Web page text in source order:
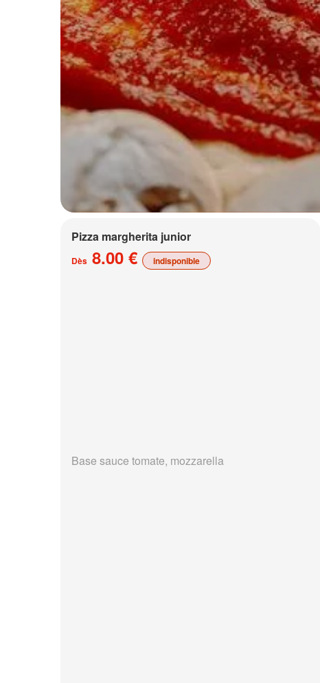
Pizza margherita junior
Dès 8.00 € indisponible
Base sauce tomate, mozzarella